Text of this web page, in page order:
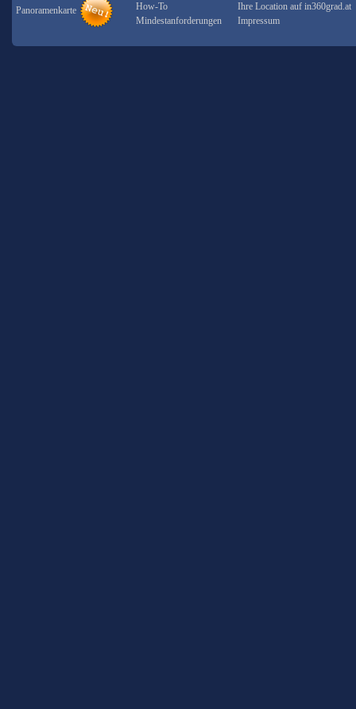
Panoramenkarte
How-To
Mindestanforderungen
Ihre Location auf in360grad.at
Impressum